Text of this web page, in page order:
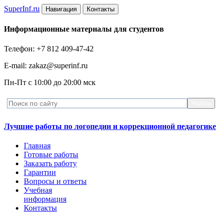
SuperInf.ru Навигация Контакты
Информационные материалы для студентов
Телефон: +7 812 409-47-42
E-mail: zakaz@superinf.ru
Пн-Пт с 10:00 до 20:00 мск
Лучшие работы по логопедии и коррекционной педагогике
Главная
Готовые работы
Заказать работу
Гарантии
Вопросы и ответы
Учебная
информация
Контакты